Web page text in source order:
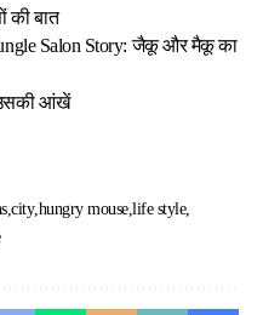
की बात
Salon Story: जैकू और मैकू का
आंखें
city hungry mouse life style